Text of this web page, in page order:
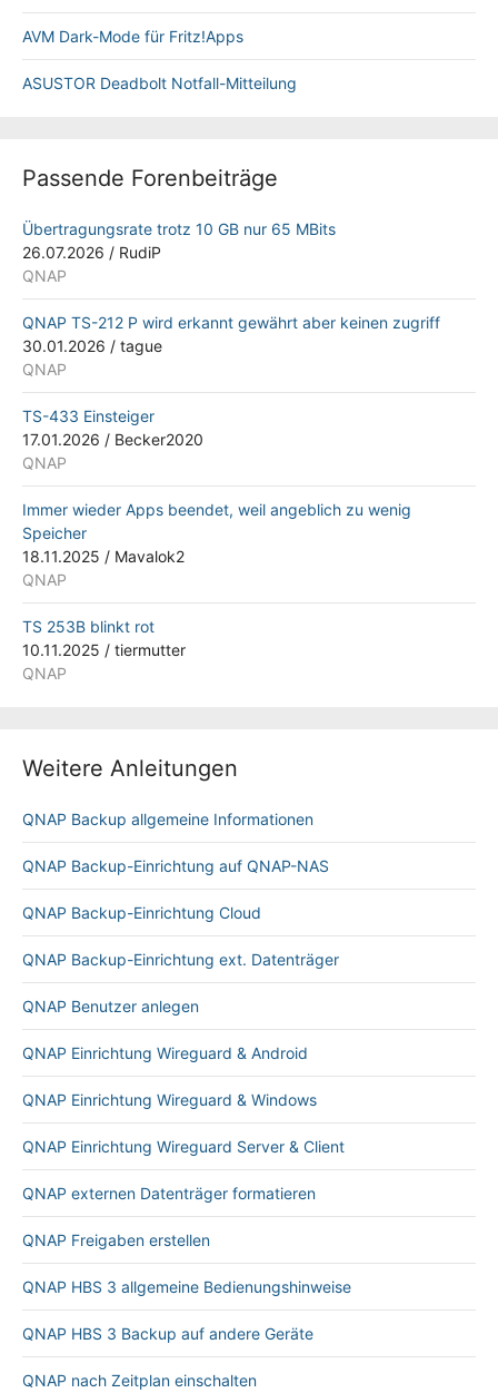
AVM Dark-Mode für Fritz!Apps
ASUSTOR Deadbolt Notfall-Mitteilung
Passende Forenbeiträge
Übertragungsrate trotz 10 GB nur 65 MBits
26.07.2026 / RudiP
QNAP
QNAP TS-212 P wird erkannt gewährt aber keinen zugriff
30.01.2026 / tague
QNAP
TS-433 Einsteiger
17.01.2026 / Becker2020
QNAP
Immer wieder Apps beendet, weil angeblich zu wenig
Speicher
18.11.2025 / Mavalok2
QNAP
TS 253B blinkt rot
10.11.2025 / tiermutter
QNAP
Weitere Anleitungen
QNAP Backup allgemeine Informationen
QNAP Backup-Einrichtung auf QNAP-NAS
QNAP Backup-Einrichtung Cloud
QNAP Backup-Einrichtung ext. Datenträger
QNAP Benutzer anlegen
QNAP Einrichtung Wireguard & Android
QNAP Einrichtung Wireguard & Windows
QNAP Einrichtung Wireguard Server & Client
QNAP externen Datenträger formatieren
QNAP Freigaben erstellen
QNAP HBS 3 allgemeine Bedienungshinweise
QNAP HBS 3 Backup auf andere Geräte
QNAP nach Zeitplan einschalten